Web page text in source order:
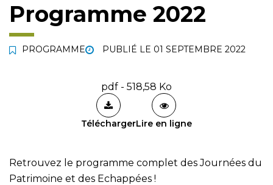
Programme 2022
PROGRAMME PUBLIÉ LE 01 SEPTEMBRE 2022
pdf - 518,58 Ko
TéléchargerLire en ligne
Retrouvez le programme complet des Journées du
Patrimoine et des Echappées !